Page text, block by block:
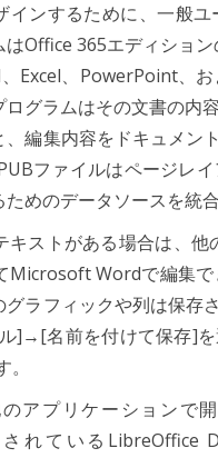
インするために、一般
はOffice 365エディショ
Excel、PowerPoint、
グラムはその文書の内
、編集内容をドキュメン
ファイルはページレ
めのデータソースを統
キストがある場合は、
Microsoft Wordで編集
ラフィックや列は保存
]→[名前を付けて保存]
アプリケーションで
れているLibreOffice